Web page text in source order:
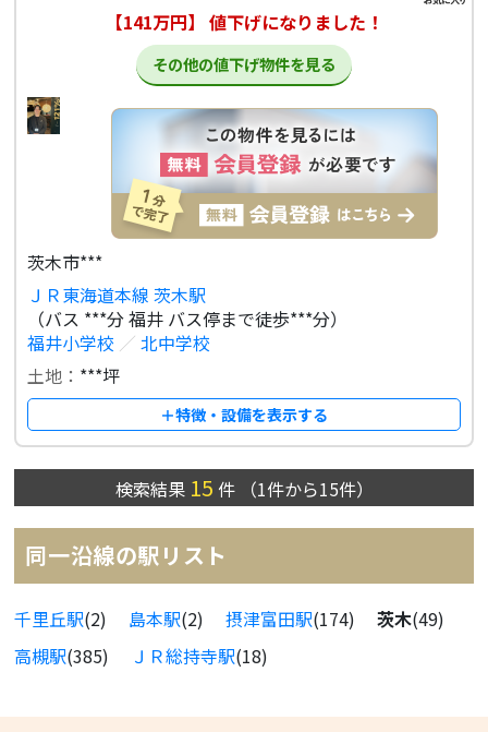
【141万円】 値下げになりました！
その他の値下げ物件を見る
茨木市***
ＪＲ東海道本線 茨木駅
（バス ***分 福井 バス停まで徒歩***分）
福井小学校 ／ 北中学校
土地： ***坪
＋特徴・設備を表示する
検索結果 15 件 （1件から15件）
同一沿線の駅リスト
千里丘駅(2) 島本駅(2) 摂津富田駅(174) 茨木(49)
高槻駅(385) ＪＲ総持寺駅(18)